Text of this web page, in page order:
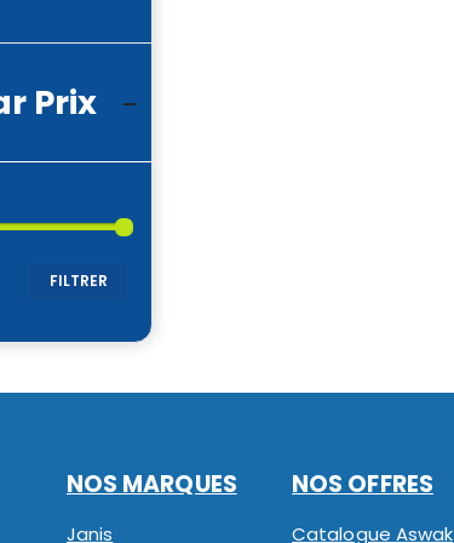
Prix
FILTRER
NOS MARQUES
Janis
NOS OFFRES
Catalogue Aswak